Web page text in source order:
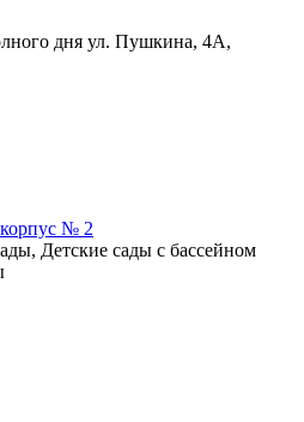
дня ул. Пушкина, 4А,
№ 2
Детские сады с бассейном